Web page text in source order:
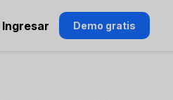
Ingresar Demo gratis